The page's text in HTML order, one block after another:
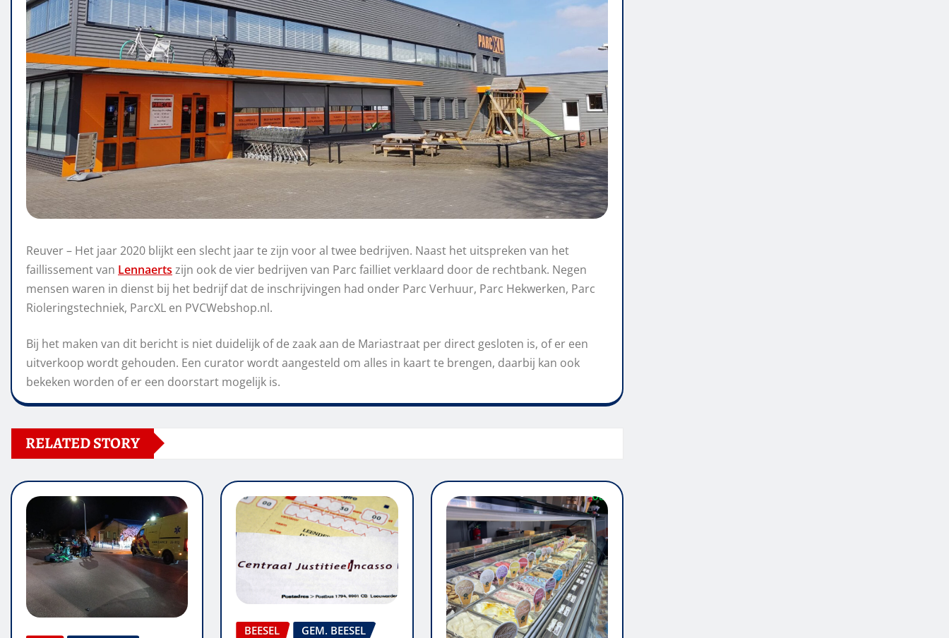
Reuver – Het jaar 2020 blijkt een slecht jaar te zijn voor al twee bedrijven. Naast het uitspreken van het
faillissement van Lennaerts zijn ook de vier bedrijven van Parc failliet verklaard door de rechtbank. Negen
mensen waren in dienst bij het bedrijf dat de inschrijvingen had onder Parc Verhuur, Parc Hekwerken, Parc
Rioleringstechniek, ParcXL en PVCWebshop.nl.
Bij het maken van dit bericht is niet duidelijk of de zaak aan de Mariastraat per direct gesloten is, of er een
uitverkoop wordt gehouden. Een curator wordt aangesteld om alles in kaart te brengen, daarbij kan ook
bekeken worden of er een doorstart mogelijk is.
RELATED STORY
BEESEL
GEM. BEESEL